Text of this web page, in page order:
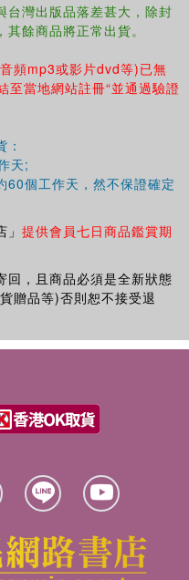
台灣出版品落差甚大，除封
餘商品將正常出貨。
頻mp3或影片dvd等)已無
至當地網站註冊“並通過驗證
天;
60個工作天，然不保證確定
提供會員七日商品鑑賞期
回，且商品必須是全新狀態
贈品等)否則恕不接受退